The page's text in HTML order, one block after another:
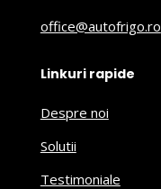
office@autofrigo.ro
Linkuri rapide
Despre noi
Solutii
Testimoniale